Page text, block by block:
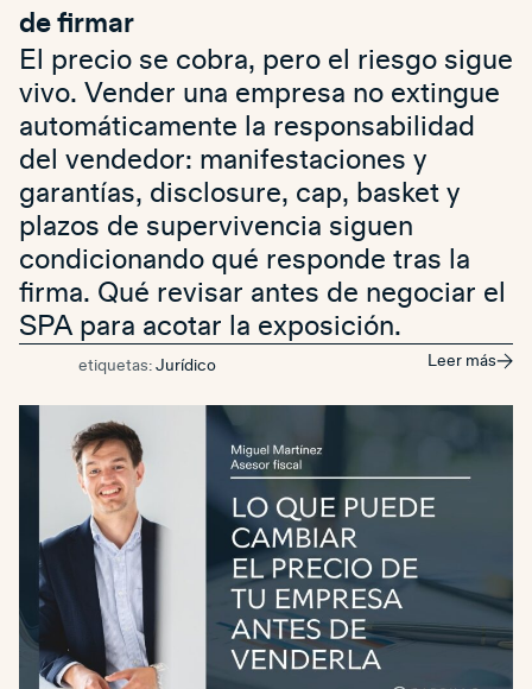
de firmar
El precio se cobra, pero el riesgo sigue
vivo. Vender una empresa no extingue
automáticamente la responsabilidad
del vendedor: manifestaciones y
garantías, disclosure, cap, basket y
plazos de supervivencia siguen
condicionando qué responde tras la
firma. Qué revisar antes de negociar el
SPA para acotar la exposición.
etiquetas: Jurídico Leer más